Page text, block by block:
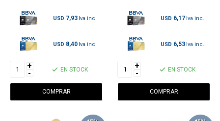
USD 7,93
USD 8,40
+
- EN STOCK
USD 6,17
USD 6,53
+
- EN STOCK